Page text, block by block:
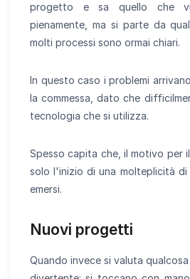
progetto e sa quello che
pienamente, ma si parte da
molti processi sono ormai chiari.
In questo caso i problemi
la commessa, dato che
tecnologia che si utilizza.
Spesso capita che, il motivo per
solo l'inizio di una molteplicità di
emersi.
Nuovi progetti
Quando invece si valuta